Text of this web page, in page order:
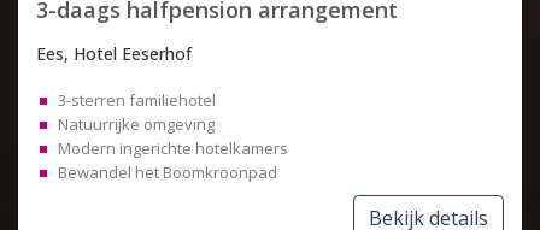
3-daags halfpension arrangement
Ees, Hotel Eeserhof
3-sterren familiehotel
Natuurrijke omgeving
Modern ingerichte hotelkamers
Bewandel het Boomkroonpad
Bekijk details